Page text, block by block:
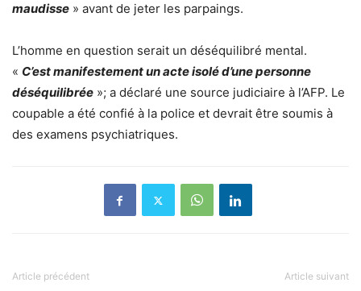
maudisse » avant de jeter les parpaings.
L’homme en question serait un déséquilibré mental.
« C’est manifestement un acte isolé d’une personne
déséquilibrée »; a déclaré une source judiciaire à l’AFP. Le
coupable a été confié à la police et devrait être soumis à
des examens psychiatriques.
Article précédent Article suivant